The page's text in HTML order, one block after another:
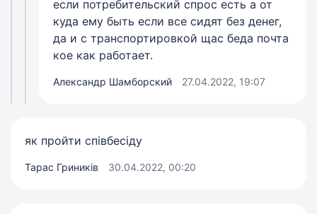
если потребительский спрос есть а от
куда ему быть если все сидят без денег,
да и с транспортировкой щас беда почта
кое как работает.
Александр Шамборский 27.04.2022, 19:07
як пройти співбесіду
Тарас Гриників 30.04.2022, 00:20